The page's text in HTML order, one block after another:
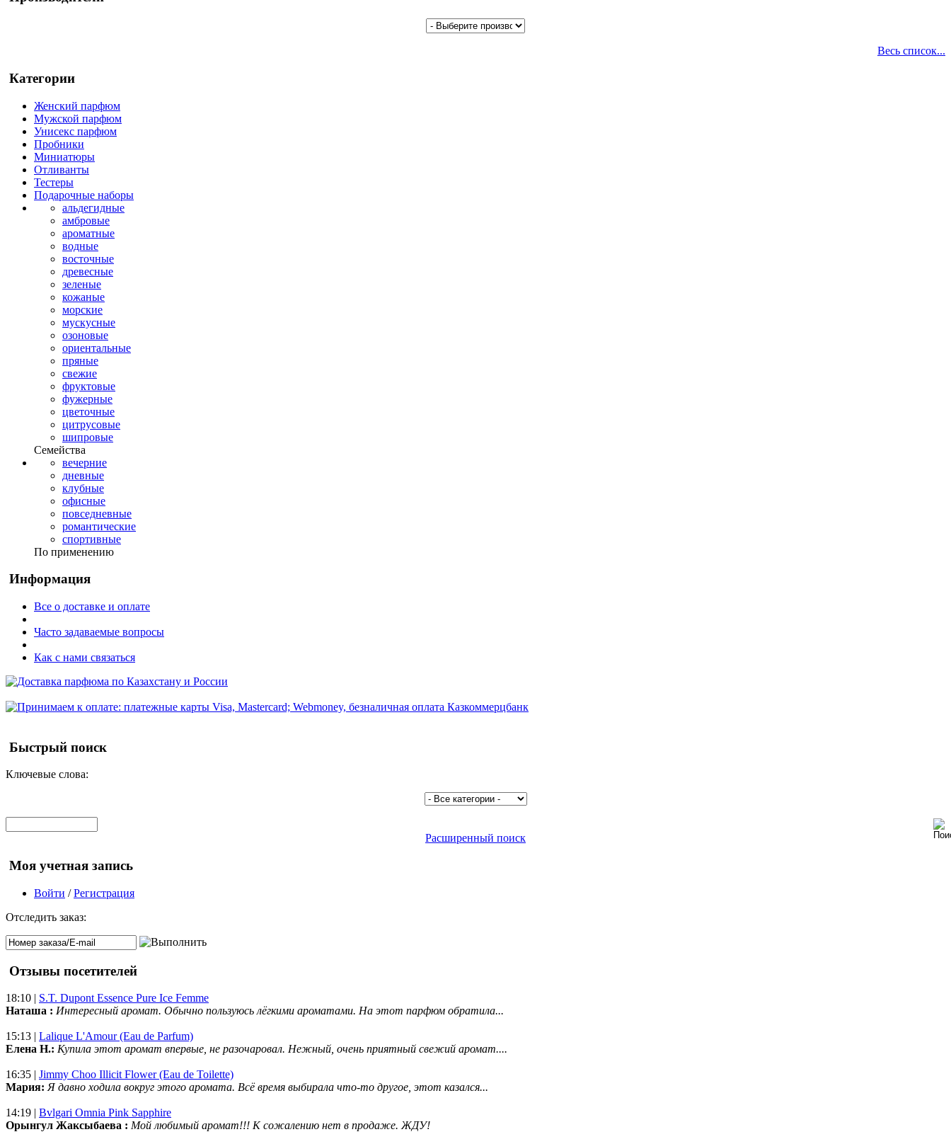
Весь список...
Категории
Женский парфюм
Мужской парфюм
Унисекс парфюм
Пробники
Миниатюры
Отливанты
Тестеры
Подарочные наборы
альдегидные
амбровые
ароматные
водные
восточные
древесные
зеленые
кожаные
морские
мускусные
озоновые
ориентальные
пряные
свежие
фруктовые
фужерные
цветочные
цитрусовые
шипровые
Семейства
вечерние
дневные
клубные
офисные
повседневные
романтические
спортивные
По применению
Информация
Все о доставке и оплате
Часто задаваемые вопросы
Как с нами связаться
Быстрый поиск
Ключевые слова:
Расширенный поиск
Моя учетная запись
Войти /Регистрация
Отследить заказ:
Отзывы посетителей
18:10 | S.T. Dupont Essence Pure Ice Femme
Наташа : Интересный аромат. Обычно пользуюсь лёгкими ароматами. На этот парфюм обратила...
15:13 | Lalique L'Amour (Eau de Parfum)
Елена Н.: Купила этот аромат впервые, не разочаровал. Нежный, очень приятный свежий аромат....
16:35 | Jimmy Choo Illicit Flower (Eau de Toilette)
Мария: Я давно ходила вокруг этого аромата. Всё время выбирала что-то другое, этот казался...
14:19 | Bvlgari Omnia Pink Sapphire
Орынгул Жаксыбаева : Мой любимый аромат!!! К сожалению нет в продаже. ЖДУ!